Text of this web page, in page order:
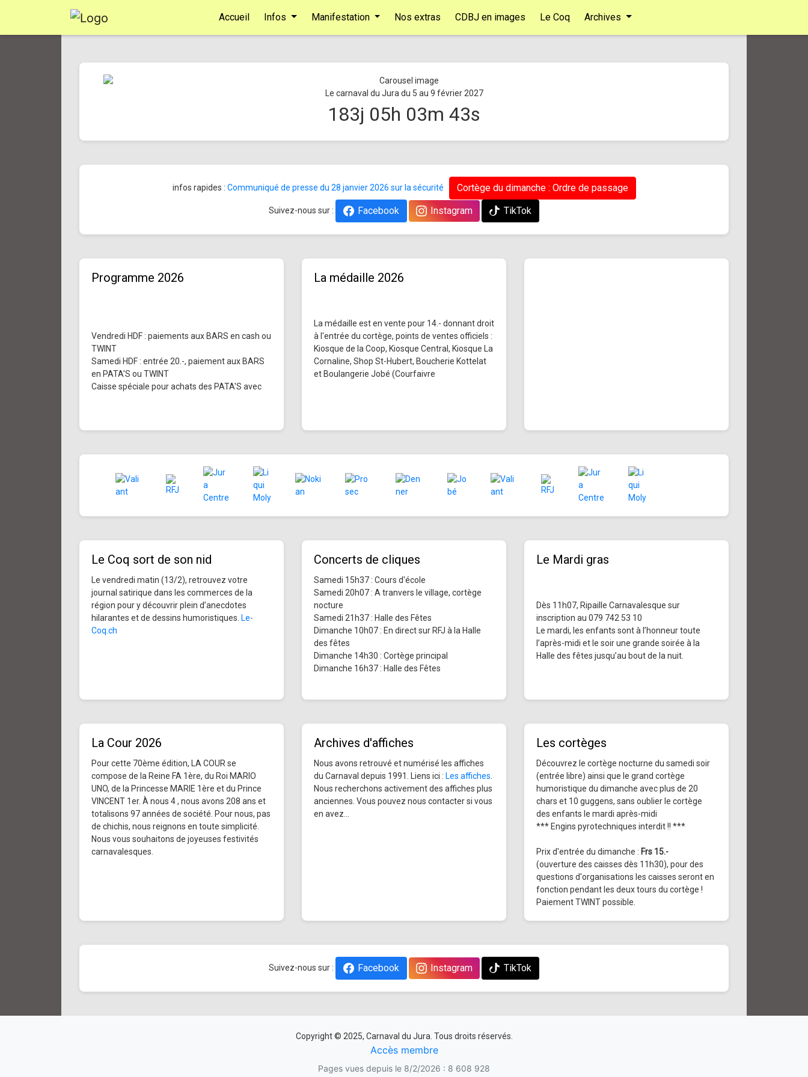
Accueil Infos Manifestation Nos extras CDBJ en images Le Coq Archives
Le carnaval du Jura du 5 au 9 février 2027
183j 05h 03m 42s
infos rapides : Communiqué de presse du 28 janvier 2026 sur la sécurité Cortège du dimanche : Ordre de passage
Suivez-nous sur : Facebook Instagram TikTok
Programme 2026
Vendredi HDF : paiements aux BARS en cash ou
TWINT
Samedi HDF : entrée 20.-, paiement aux BARS
en PATA'S ou TWINT
Caisse spéciale pour achats des PATA'S avec
La médaille 2026
La médaille est en vente pour 14.- donnant droit
à l'entrée du cortège, points de ventes officiels :
Kiosque de la Coop, Kiosque Central, Kiosque La
Cornaline, Shop St-Hubert, Boucherie Kottelat
et Boulangerie Jobé (Courfaivre
Le Coq sort de son nid
Le vendredi matin (13/2), retrouvez votre
journal satirique dans les commerces de la
région pour y découvrir plein d’anecdotes
hilarantes et de dessins humoristiques. Le-
Coq.ch
Concerts de cliques
Samedi 15h37 : Cours d'école
Samedi 20h07 : A tranvers le village, cortège
nocture
Samedi 21h37 : Halle des Fêtes
Dimanche 10h07 : En direct sur RFJ à la Halle
des fêtes
Dimanche 14h30 : Cortège principal
Dimanche 16h37 : Halle des Fêtes
Le Mardi gras
Dès 11h07, Ripaille Carnavalesque sur
inscription au 079 742 53 10
Le mardi, les enfants sont à l’honneur toute
l’après-midi et le soir une grande soirée à la
Halle des fêtes jusqu’au bout de la nuit.
La Cour 2026
Pour cette 70ème édition, LA COUR se
compose de la Reine FA 1ère, du Roi MARIO
UNO, de la Princesse MARIE 1ère et du Prince
VINCENT 1er. À nous 4 , nous avons 208 ans et
totalisons 97 années de société. Pour nous, pas
de chichis, nous reignons en toute simplicité.
Nous vous souhaitons de joyeuses festivités
carnavalesques.
Archives d'affiches
Nous avons retrouvé et numérisé les affiches
du Carnaval depuis 1991. Liens ici : Les affiches
Nous recherchons activement des affiches plus
anciennes. Vous pouvez nous contacter si vous
en avez...
Les cortèges
Découvrez le cortège nocturne du samedi soir
(entrée libre) ainsi que le grand cortège
humoristique du dimanche avec plus de 20
chars et 10 guggens, sans oublier le cortège
des enfants le mardi après-midi
*** Engins pyrotechniques interdit !! ***
Prix d'entrée du dimanche : Frs 15.-
(ouverture des caisses dès 11h30), pour des
questions d'organisations les caisses seront en
fonction pendant les deux tours du cortège !
Paiement TWINT possible.
Suivez-nous sur : Facebook Instagram TikTok
Copyright © 2025, Carnaval du Jura. Tous droits réservés.
Accès membre
Pages vues depuis le 8/2/2026 : 8 608 928